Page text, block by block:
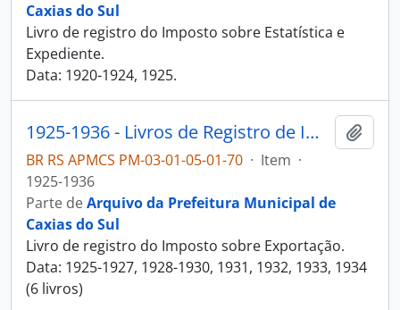
Caxias do Sul
Livro de registro do Imposto sobre Estatística e
Expediente.
Data: 1920-1924, 1925.
1925-1936 - Livros de Registro de Imposto sobre Exportação
BR RS APMCS PM-03-01-05-01-70 · Item ·
1925-1936
Parte deArquivo da Prefeitura Municipal de
Caxias do Sul
Livro de registro do Imposto sobre Exportação.
Data: 1925-1927, 1928-1930, 1931, 1932, 1933, 1934
(6 livros)